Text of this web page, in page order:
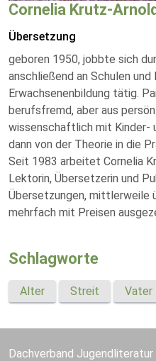
Cornelia Krutz-Arnold
Übersetzung
geboren 1950, jobbte sich
anschließend an Schulen
Erwachsenenbildung tätig.
berufsfremd, aber aus
wissenschaftlich mit Kinder-
dann von der Theorie in die
Seit 1983 arbeitet Cornelia
Lektorin, Übersetzerin und
Übersetzungen, mittlerweile
mehrfach mit Preisen
Schlagworte
Alter Streit Vater
Dachverband Jugendliteratur